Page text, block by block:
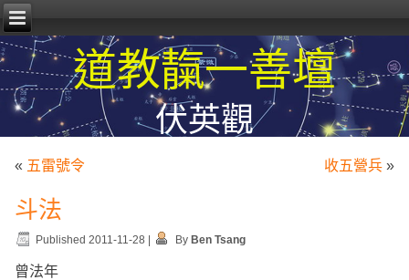
道教靝一善壇
伏英觀
« 五雷號令 收五營兵»
斗法
Published 2011-11-28 | By Ben Tsang
曾法年